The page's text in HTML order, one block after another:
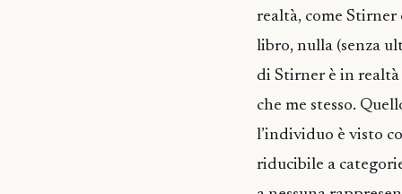
realtà, come Stirner
libro, nulla (senza
di Stirner è in
che me stesso.
l’individuo è visto
riducibile a